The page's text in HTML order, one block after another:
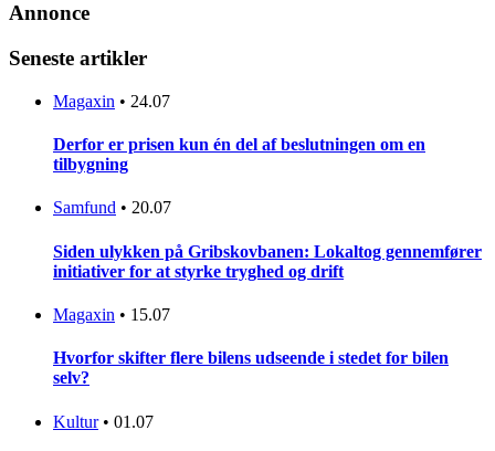
Annonce
Seneste artikler
Magaxin • 24.07
Derfor er prisen kun én del af beslutningen om en
tilbygning
Samfund • 20.07
Siden ulykken på Gribskovbanen: Lokaltog gennemfører
initiativer for at styrke tryghed og drift
Magaxin • 15.07
Hvorfor skifter flere bilens udseende i stedet for bilen
selv?
Kultur • 01.07